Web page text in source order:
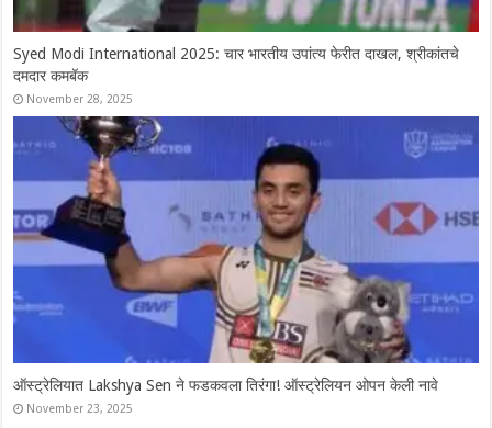
Syed Modi International 2025: चार भारतीय उपांत्य फेरीत दाखल, श्रीकांतचे
दमदार कमबॅक
November 28, 2025
ऑस्ट्रेलियात Lakshya Sen ने फडकवला तिरंगा! ऑस्ट्रेलियन ओपन केली नावे
November 23, 2025